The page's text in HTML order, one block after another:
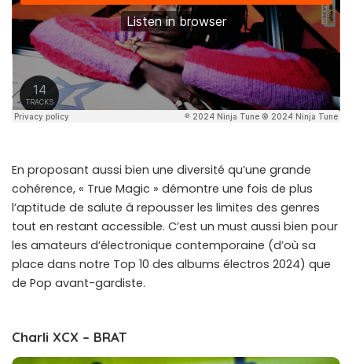
En proposant aussi bien une diversité qu’une grande
cohérence, « True Magic » démontre une fois de plus
l’aptitude de salute à repousser les limites des genres
tout en restant accessible. C’est un must aussi bien pour
les amateurs d’électronique contemporaine (d’où sa
place dans notre Top 10 des albums électros 2024) que
de Pop avant-gardiste.
Charli XCX – BRAT